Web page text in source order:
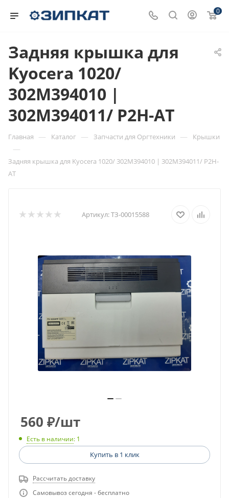
0
Задняя крышка для
Kyocera 1020/
302M394010 |
302M394011/ P2H-AT
Главная — Каталог — Запчасти для Оргтехники — Крышки
—
Задняя крышка для Kyocera 1020/ 302M394010 | 302M394011/ P2H-
AT
Артикул:ТЗ-00015588
560 ₽/шт
Есть в наличии: 1
Купить в 1 клик
Рассчитать доставку
Самовывоз сегодня - бесплатно